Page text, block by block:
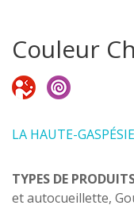
Couleur
LA HAUTE-GASPÉSIE
TYPES DE
et autocueillette,